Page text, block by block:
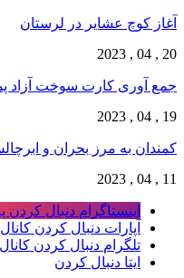
آغاز کوچ عشایر در لرستان
20 , 04 , 2023
جمع آوری کارت سوخت آزاد
19 , 04 , 2023
کمندان به مرز بحران و
11 , 04 , 2023
اینستاگرام دنبال کردن
آپارات دنبال کردن
تلگرام دنبال کردن
ایتا دنبال کردن